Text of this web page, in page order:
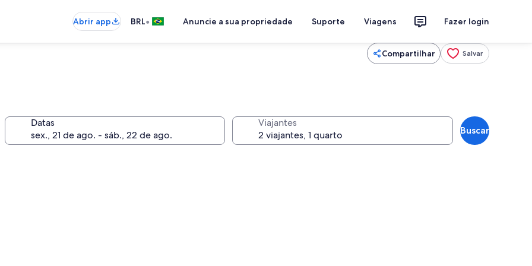
Abrir app BRL• Anuncie a sua propriedade Suporte Viagens Fazer login
Compartilhar Salvar
Datas Viajantes
Buscar